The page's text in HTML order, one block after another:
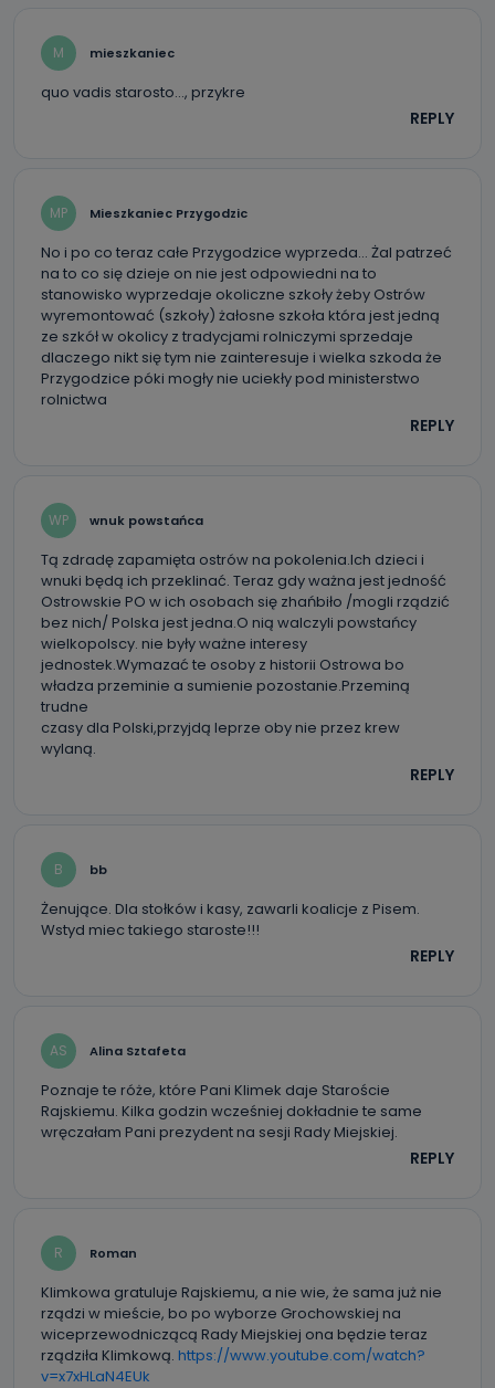
ograniczenia ich przetwarzania oraz prawo wniesienia
sprzeciwu wobec ich przetwarzania.
Do kiedy Państwa dane osobowe będą
administratora – do momentu wniesienia sprzeciwu.
Jakie dane osobowe przetwarzamy?
Przetwarzane kategorie Państwa danych osobowych to
dane, które pochodzą bezpośrednio od Państwa (lub
zostały przekazane w Państwa imieniu) lub dane osobowe,
które zostały zebrane ze źródeł publicznie dostępnych, w
szczególności: imię i nazwisko, adres e-mail, telefon
kontaktowy, adres korespondencyjny. Odbiorcą Pastwa
danych osobowych są pracownicy i współpracownicy
oraz partnerzy wspomagający administratora w jego
biznesowej działalności.
Można to zrobić pod numerem telefonu 62 735-51-05 lub
e-mailowo pod adresem: poczta@tvproart.pl
M mieszkaniec
quo vadis starosto…, przykre
REPLY
MP Mieszkaniec Przygodzic
No i po co teraz całe Przygodzice wyprzeda… Żal patrzeć
na to co się dzieje on nie jest odpowiedni na to
stanowisko wyprzedaje okoliczne szkoły żeby Ostrów
wyremontować (szkoły) żałosne szkoła która jest jedną
ze szkół w okolicy z tradycjami rolniczymi sprzedaje
dlaczego nikt się tym nie zainteresuje i wielka szkoda że
Przygodzice póki mogły nie uciekły pod ministerstwo
rolnictwa
REPLY
WP wnuk powstańca
Tą zdradę zapamięta ostrów na pokolenia.Ich dzieci i
wnuki będą ich przeklinać. Teraz gdy ważna jest jedność
Ostrowskie PO w ich osobach się zhańbiło /mogli rządzić
bez nich/ Polska jest jedna.O nią walczyli powstańcy
wielkopolscy. nie były ważne interesy
jednostek.Wymazać te osoby z historii Ostrowa bo
władza przeminie a sumienie pozostanie.Przeminą
trudne
czasy dla Polski,przyjdą leprze oby nie przez krew
wylaną.
REPLY
B bb
Żenujące. Dla stołków i kasy, zawarli koalicje z Pisem.
Wstyd miec takiego staroste!!!
REPLY
AS Alina Sztafeta
Poznaje te róże, które Pani Klimek daje Staroście
Rajskiemu. Kilka godzin wcześniej dokładnie te same
wręczałam Pani prezydent na sesji Rady Miejskiej.
REPLY
R Roman
Klimkowa gratuluje Rajskiemu, a nie wie, że sama już nie
rządzi w mieście, bo po wyborze Grochowskiej na
wiceprzewodniczącą Rady Miejskiej ona będzie teraz
rządziła Klimkową. https://www.youtube.com/watch?
v=x7xHLaN4EUk